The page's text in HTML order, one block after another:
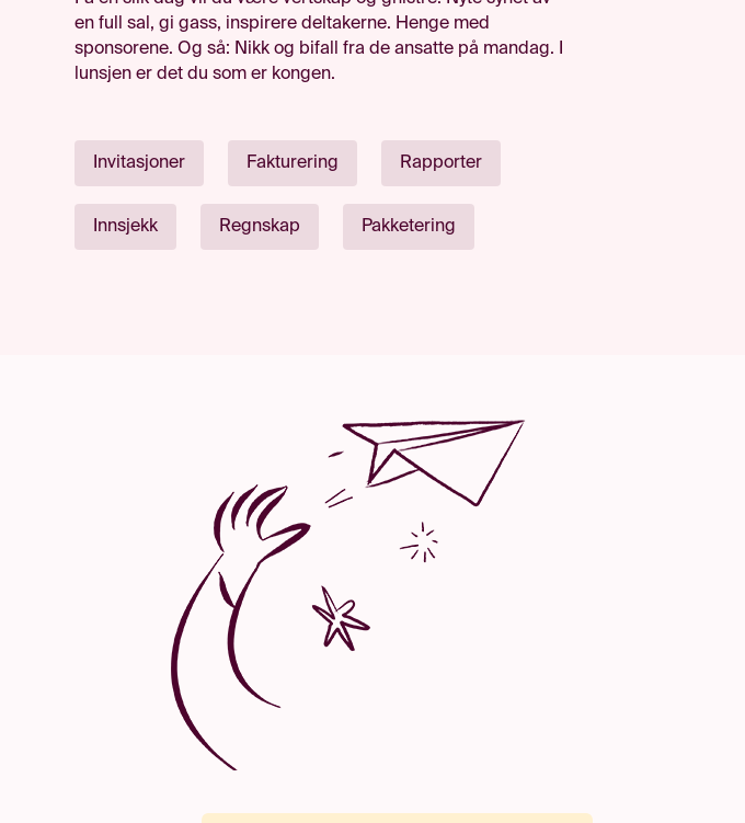
en full sal, gi gass, inspirere deltakerne. Henge med
sponsorene. Og så: Nikk og bifall fra de ansatte på mandag. I
lunsjen er det du som er kongen.
Invitasjoner Fakturering Rapporter
Innsjekk Regnskap Pakketering